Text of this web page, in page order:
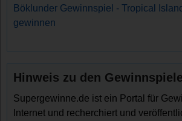
Böklunder Gewinnspiel - Tropical
gewinnen
Hinweis zu den
Supergewinne.de ist ein Portal für
Internet und recherchiert und